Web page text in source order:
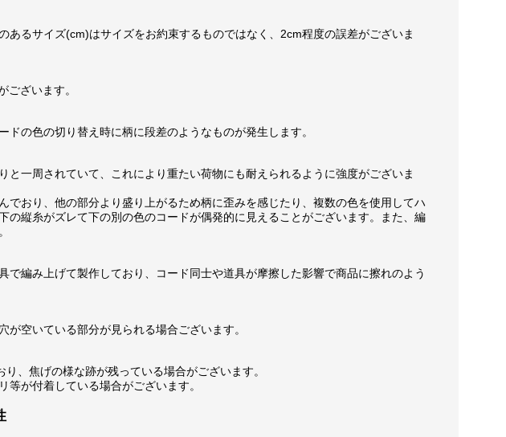
るサイズ(cm)はサイズをお約束するものではなく、2cm程度の誤差がございま
ございます。
の色の切り替え時に柄に段差のようなものが発生します。
一周されていて、これにより重たい荷物にも耐えられるように強度がございま
おり、他の部分より盛り上がるため柄に歪みを感じたり、複数の色を使用してハ
の縦糸がズレて下の別の色のコードが偶発的に見えることがございます。また、編
編み上げて製作しており、コード同士や道具が摩擦した影響で商品に擦れのよう
空いている部分が見られる場合ございます。
、焦げの様な跡が残っている場合がございます。
等が付着している場合がございます。